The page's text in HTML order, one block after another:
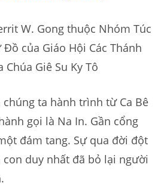
W. Gong thuộc Nhóm Túc
của Giáo Hội Các Thánh
Chúa Giê Su Ky Tô
ta hành trình từ Ca Bê
gọi là Na In. Gần cổng
đám tang. Sự qua đời đột
duy nhất đã bỏ lại người